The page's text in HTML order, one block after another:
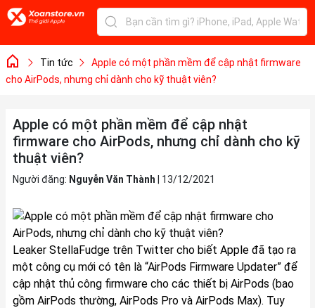
Tin tức
Apple có một phần mềm để cập nhật firmware
cho AirPods, nhưng chỉ dành cho kỹ thuật viên?
Apple có một phần mềm để cập nhật
firmware cho AirPods, nhưng chỉ dành cho kỹ
thuật viên?
Người đăng: Nguyễn Văn Thành 13/12/2021
Leaker StellaFudge trên Twitter cho biết Apple đã tạo ra
một công cụ mới có tên là “AirPods Firmware Updater” để
cập nhật thủ công firmware cho các thiết bị AirPods (bao
gồm AirPods thường, AirPods Pro và AirPods Max). Tuy